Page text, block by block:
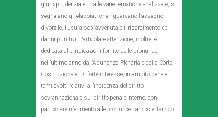
giurisprudenziale. Tra le varie tematiche analizzate, si
segnalano gli elaborati che riguardano l’assegno
divorzile, l’usura sopravvenuta e il risarcimento dei
danni punitivi. Particolare attenzione, inoltre, è
dedicata alle indicazioni fornite dalle pronunce
nell’ultimo anno dall’Adunanza Plenaria e dalla Corte
Costituzionale. Di forte interesse, in ambito penale, i
temi svolti relativi all’incidenza del diritto
sovrannazionale sul diritto penale interno, con
particolare riferimento alle pronunce Taricco e Taricco